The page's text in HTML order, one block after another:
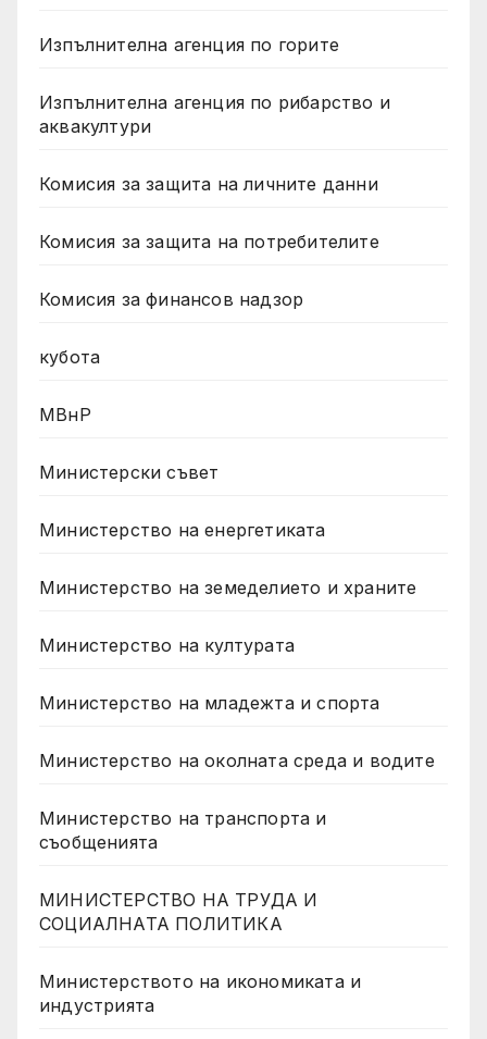
Изпълнителна агенция по горите
Изпълнителна агенция по рибарство и
аквакултури
Комисия за защита на личните данни
Комисия за защита на потребителите
Комисия за финансов надзор
кубота
МВнР
Министерски съвет
Министерство на енергетиката
Министерство на земеделието и храните
Министерство на културата
Министерство на младежта и спорта
Министерство на околната среда и водите
Министерство на транспорта и
съобщенията
МИНИСТЕРСТВО НА ТРУДА И
СОЦИАЛНАТА ПОЛИТИКА
Министерството на икономиката и
индустрията